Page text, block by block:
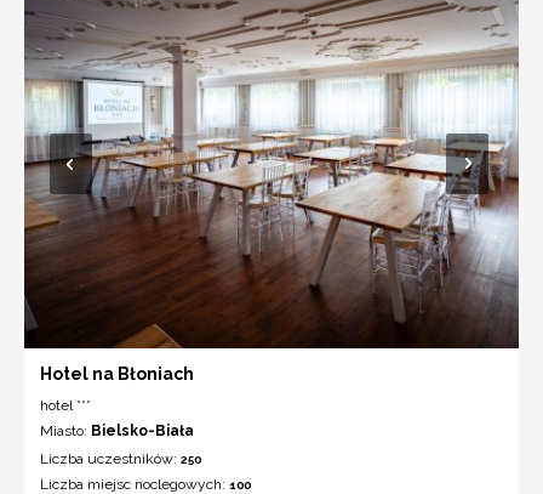
Hotel na Błoniach
hotel ***
Miasto: Bielsko-Biała
Liczba uczestników: 250
Liczba miejsc noclegowych: 100